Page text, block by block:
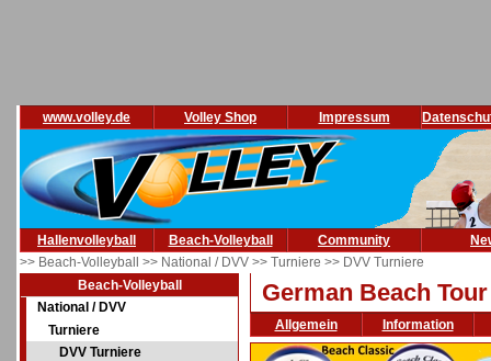
www.volley.de Volley Shop Impressum
Hallenvolleyball Beach-Volleyball Community
>> Beach-Volleyball >> National / DVV >> Turniere >> DVV Turniere
Beach-Volleyball
National / DVV
Turniere
DVV Turniere
German Beach
Allgemein Information